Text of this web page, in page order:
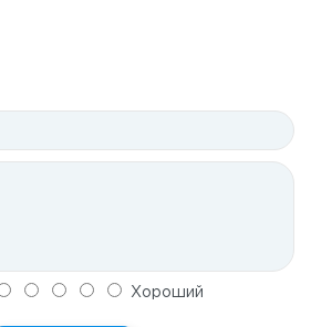
Хороший